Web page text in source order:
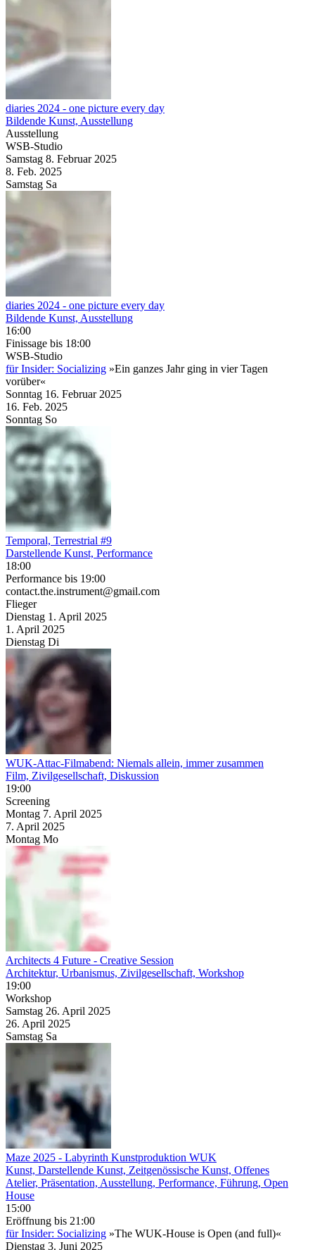
diaries 2024 - one picture every day
Bildende Kunst, Ausstellung
Ausstellung
WSB-Studio
Samstag 8. Februar 2025
8. Feb. 2025
Samstag Sa
diaries 2024 - one picture every day
Bildende Kunst, Ausstellung
16:00
Finissage bis 18:00
WSB-Studio
für Insider: Socializing »Ein ganzes Jahr ging in vier Tagen
vorüber«
Sonntag 16. Februar 2025
16. Feb. 2025
Sonntag So
Temporal, Terrestrial #9
Darstellende Kunst, Performance
18:00
Performance bis 19:00
contact.the.instrument@gmail.com
Flieger
Dienstag 1. April 2025
1. April 2025
Dienstag Di
WUK-Attac-Filmabend: Niemals allein, immer zusammen
Film, Zivilgesellschaft, Diskussion
19:00
Screening
Montag 7. April 2025
7. April 2025
Montag Mo
Architects 4 Future - Creative Session
Architektur, Urbanismus, Zivilgesellschaft, Workshop
19:00
Workshop
Samstag 26. April 2025
26. April 2025
Samstag Sa
Maze 2025 - Labyrinth Kunstproduktion WUK
Kunst, Darstellende Kunst, Zeitgenössische Kunst, Offenes
Atelier, Präsentation, Ausstellung, Performance, Führung, Open
House
15:00
Eröffnung bis 21:00
für Insider: Socializing »The WUK-House is Open (and full)«
Dienstag 3. Juni 2025